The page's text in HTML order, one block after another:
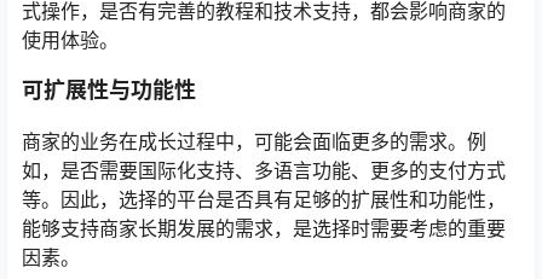
式操作，是否有完善的教程和技术支持，都会影响商家的
使用体验。
可扩展性与功能性
商家的业务在成长过程中，可能会面临更多的需求。例
如，是否需要国际化支持、多语言功能、更多的支付方式
等。因此，选择的平台是否具有足够的扩展性和功能性，
能够支持商家长期发展的需求，是选择时需要考虑的重要
因素。